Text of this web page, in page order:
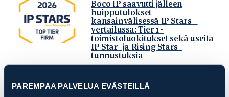
PAREMPAA PALVELUA EVÄSTEILLÄ
Boco IP saavutti jälleen
huipputulokset
kansainvälisessä IP Stars –
vertailussa: Tier 1 -
toimistoluokitukset sekä useita
IP Star- ja Rising Stars -
tunnustuksia
tavaramerkkioikeuden